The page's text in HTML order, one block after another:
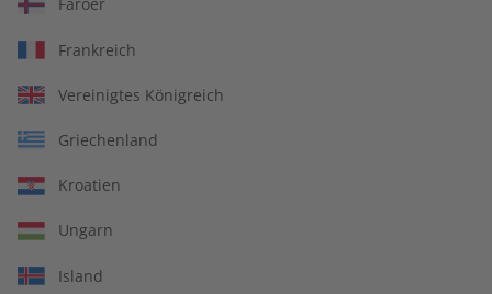
Färöer
Frankreich
Vereinigtes Königreich
Griechenland
Kroatien
Ungarn
Island